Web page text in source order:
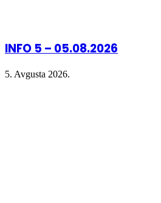
INFO 5 – 05.08.2026
5. Avgusta 2026.